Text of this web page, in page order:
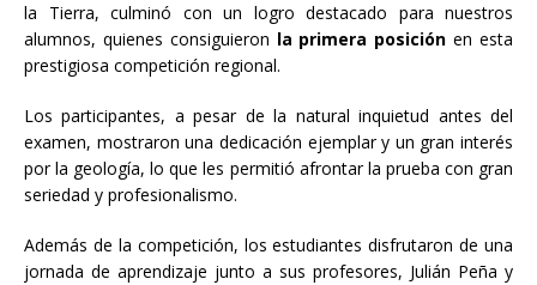
la Tierra, culminó con un logro destacado para nuestros
alumnos, quienes consiguieron la primera posición en esta
prestigiosa competición regional.
Los participantes, a pesar de la natural inquietud antes del
examen, mostraron una dedicación ejemplar y un gran interés
por la geología, lo que les permitió afrontar la prueba con gran
seriedad y profesionalismo.
Además de la competición, los estudiantes disfrutaron de una
jornada de aprendizaje junto a sus profesores, Julián Peña y